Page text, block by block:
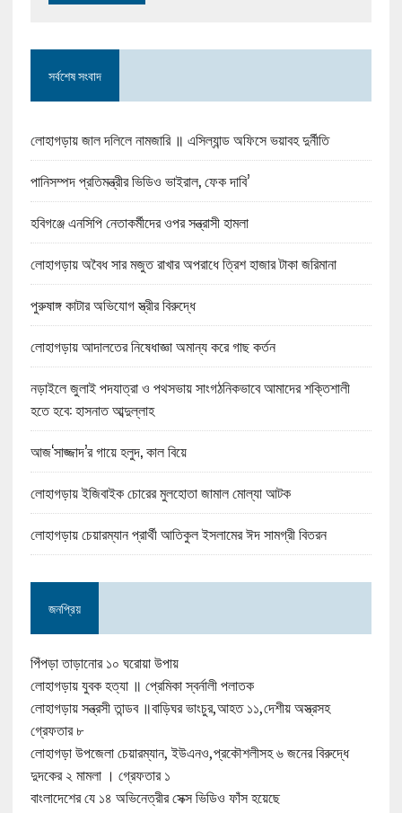
সর্বশেষ সংবাদ
লোহাগড়ায় জাল দলিলে নামজারি ॥ এসিল্যান্ড অফিসে ভয়াবহ দুর্নীতি
পানিসম্পদ প্রতিমন্ত্রীর ভিডিও ভাইরাল, ফেক দাবি’
হবিগঞ্জে এনসিপি নেতাকর্মীদের ওপর সন্ত্রাসী হামলা
লোহাগড়ায় অবৈধ সার মজুত রাখার অপরাধে ত্রিশ হাজার টাকা জরিমানা
পুরুষাঙ্গ কাটার অভিযোগ স্ত্রীর বিরুদ্ধে
লোহাগড়ায় আদালতের নিষেধাজ্ঞা অমান্য করে গাছ কর্তন
নড়াইলে জুলাই পদযাত্রা ও পথসভায় সাংগঠনিকভাবে আমাদের শক্তিশালী
হতে হবে: হাসনাত আব্দুল্লাহ
আজ‘সাজ্জাদ’র গায়ে হলুদ, কাল বিয়ে
লোহাগড়ায় ইজিবাইক চোরের মুলহোতা জামাল মোল্যা আটক
লোহাগড়ায় চেয়ারম্যান প্রার্থী আতিকুল ইসলামের ঈদ সামগ্রী বিতরন
জনপ্রিয়
পিঁপড়া তাড়ানোর ১০ ঘরোয়া উপায়
লোহাগড়ায় যুবক হত্যা ॥ প্রেমিকা স্বর্নালী পলাতক
লোহাগড়ায় সন্ত্রসী তান্ডব ॥বাড়িঘর ভাংচুর,আহত ১১,দেশীয় অস্ত্রসহ
গ্রেফতার ৮
লোহাগড়া উপজেলা চেয়ারম্যান, ইউএনও,প্রকৌশলীসহ ৬ জনের বিরুদ্ধে
দুদকের ২ মামলা । গ্রেফতার ১
বাংলাদেশের যে ১৪ অভিনেত্রীর সেক্স ভিডিও ফাঁস হয়েছে